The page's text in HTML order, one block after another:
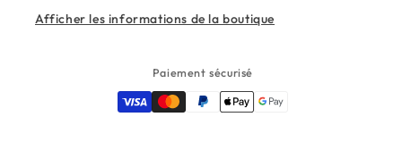
Afficher les informations de la boutique
Paiement sécurisé